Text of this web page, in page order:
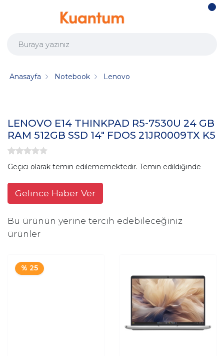
Anasayfa Notebook Lenovo
LENOVO E14 THINKPAD R5-7530U 24 GB
RAM 512GB SSD 14" FDOS 21JR0009TX K5
Geçici olarak temin edilememektedir. Temin edildiğinde
Gelince Haber Ver
Bu ürünün yerine tercih edebileceğiniz
ürünler
% 25